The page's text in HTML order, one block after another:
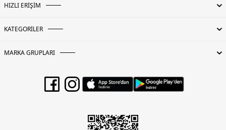
HIZLI ERİŞİM
KATEGORİLER
MARKA GRUPLARI